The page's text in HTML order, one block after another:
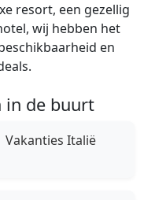
resort, een gezellig
wij hebben het
en
in de buurt
Vakanties Italië